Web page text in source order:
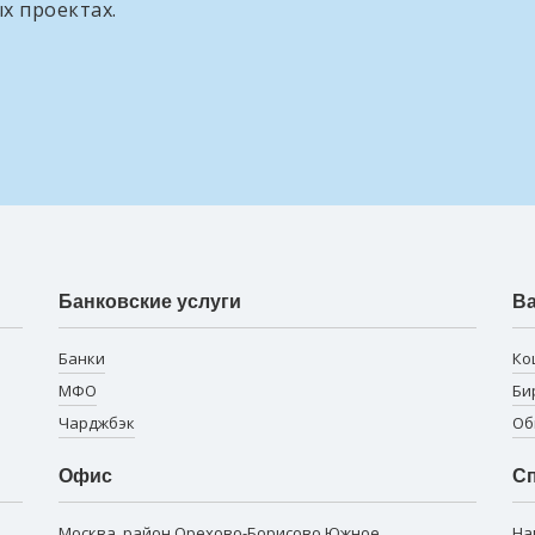
проектах.
Банковские услуги
Банки
МФО
Чарджбэк
Офис